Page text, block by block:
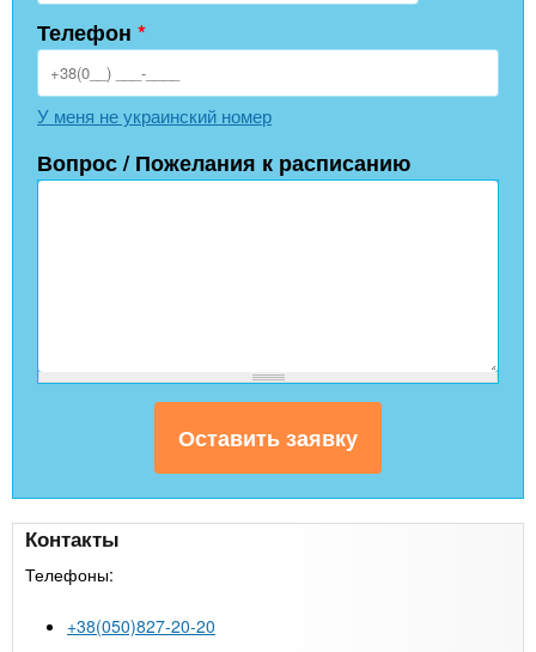
Телефон *
У меня не украинский номер
Вопрос / Пожелания к расписанию
Контакты
Телефоны:
+38(050)827-20-20